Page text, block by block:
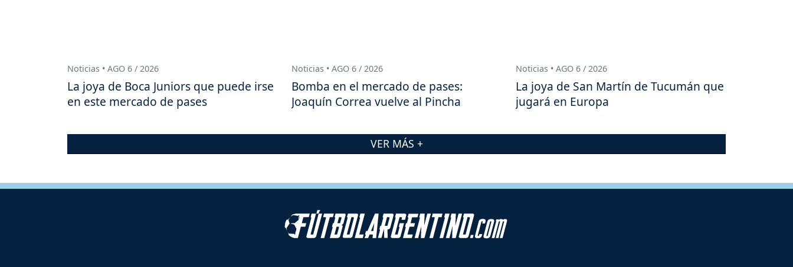
Noticias • AGO 6 / 2026
La joya de Boca Juniors que puede irse
en este mercado de pases
Noticias • AGO 6 / 2026
Bomba en el mercado de pases:
Joaquín Correa vuelve al Pincha
Noticias • AGO 6 / 2026
La joya de San Martín de Tucumán que
jugará en Europa
VER MÁS +